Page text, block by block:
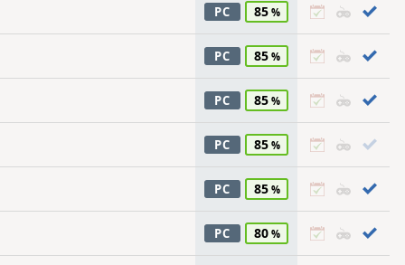
PC 85
PC 85
PC 85
PC 85
PC 85
PC 80